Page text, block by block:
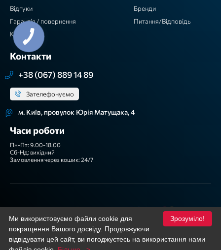
Відгуки
Гарантія / повернення
Контакти
Бренди
Питання/Відповідь
Контакти
+38 (067) 889 14 89
Зателефонуємо
м. Київ, провулок Юрія Матущака, 4
Часи роботи
Пн-Пт: 9.00-18.00
Сб-Нд: вихідний
Замовлення через кошик: 24/7
Підписуйтеся! Facebook YouTube
Зрозуміло!
Ми використовуємо файли cookie для
покращення Вашого досвіду. Продовжуючи
відвідувати цей сайт, ви погоджуєтесь на використання нами